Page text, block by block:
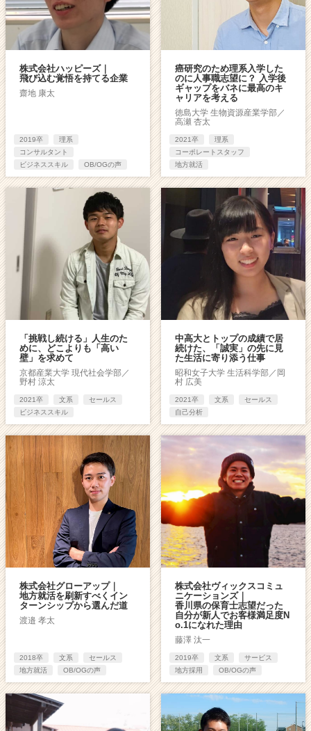
株式会社ハッピーズ｜
飛び込む覚悟を持てる企業
齋地 康太
2019卒
理系
コンサルタント
ビジネススキル
OB/OGの声
癌研究のため理系入学した
のに人事職志望に？ 入学後
ギャップをバネに最高のキ
ャリアを考える
徳島大学 生物資源産業学部／
高瀬 杏太
2021卒
理系
コーポレートスタッフ
地方就活
「挑戦し続ける」人生のた
めに、どこよりも「高い
壁」を求めて
京都産業大学 現代社会学部／
野村 涼太
2021卒 文系
セールス
ビジネススキル
中高大とトップの成績で居
続けた、「誠実」の先に見
た生活に寄り添う仕事
昭和女子大学 生活科学部／岡
村 広美
2021卒 文系
セールス
自己分析
株式会社グローアップ｜
地方就活を刷新すべくイン
ターンシップから選んだ道
渡邉 孝太
2018卒 文系
セールス
地方就活
OB/OGの声
株式会社ヴィックスコミュ
ニケーションズ｜
香川県の保育士志望だった
自分が新人でお客様満足度N
o.1になれた理由
藤澤 汰一
2019卒 文系
サービス
地方採用
OB/OGの声